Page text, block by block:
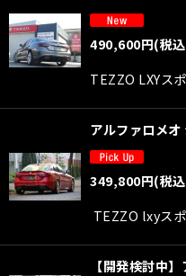
490,600円(税
TEZZO LXYス
アルファロメ
349,800円(税
TEZZO lxyス
【開発検討中